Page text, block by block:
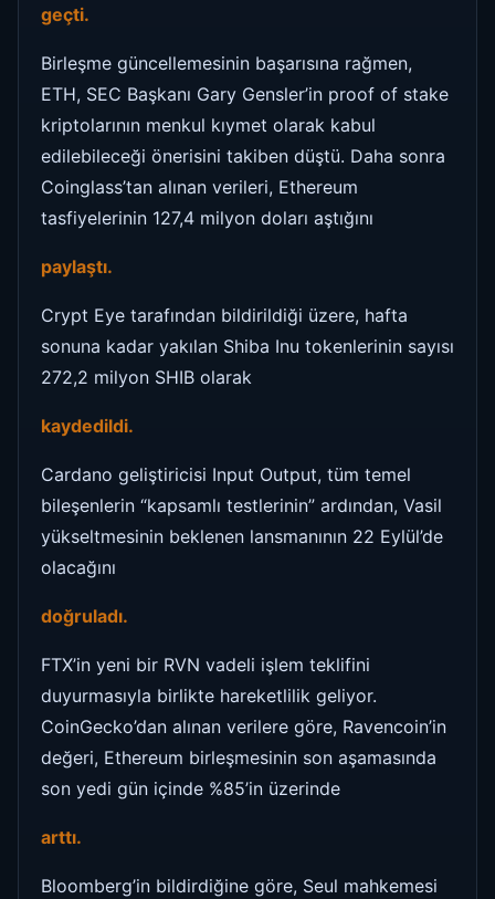
geçti.
Birleşme güncellemesinin başarısına rağmen,
ETH, SEC Başkanı Gary Gensler’in proof of stake
kriptolarının menkul kıymet olarak kabul
edilebileceği önerisini takiben düştü. Daha sonra
Coinglass’tan alınan verileri, Ethereum
tasfiyelerinin 127,4 milyon doları aştığını
paylaştı.
Crypt Eye tarafından bildirildiği üzere, hafta
sonuna kadar yakılan Shiba Inu tokenlerinin sayısı
272,2 milyon SHIB olarak
kaydedildi.
Cardano geliştiricisi Input Output, tüm temel
bileşenlerin “kapsamlı testlerinin” ardından, Vasil
yükseltmesinin beklenen lansmanının 22 Eylül’de
olacağını
doğruladı.
FTX’in yeni bir RVN vadeli işlem teklifini
duyurmasıyla birlikte hareketlilik geliyor.
CoinGecko’dan alınan verilere göre, Ravencoin’in
değeri, Ethereum birleşmesinin son aşamasında
son yedi gün içinde %85’in üzerinde
arttı.
Bloomberg’in bildirdiğine göre, Seul mahkemesi